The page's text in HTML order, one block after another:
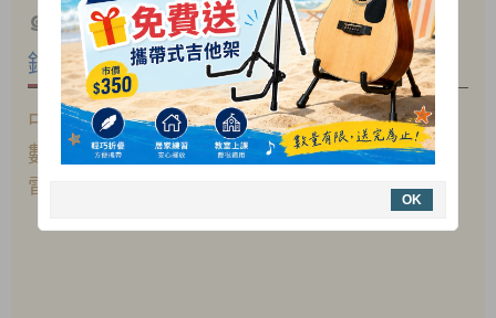
๑ 我們專營各式中西樂器
鋼琴 吉他 提琴
中古鋼琴 電/木吉他 小提琴
數位鋼琴
電貝斯
中提琴
電子琴
OK